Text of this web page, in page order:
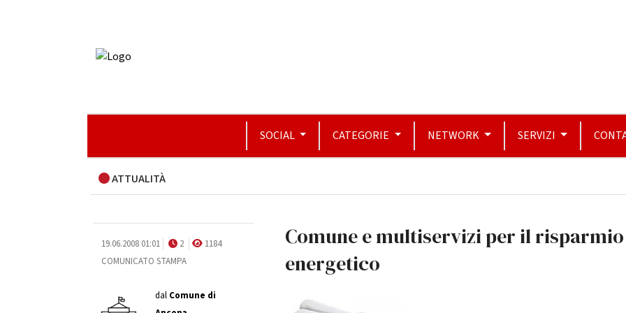
SOCIAL CATEGORIE NETWORK SERVIZI
ATTUALITÀ
19.06.2008 01:01 2
1184
COMUNICATO STAMPA
dal Comune di
Comune e multiservizi per il risparmio
energetico